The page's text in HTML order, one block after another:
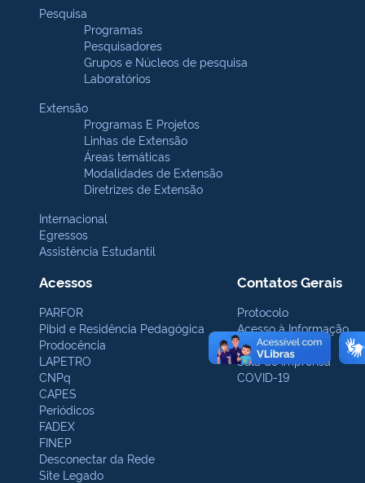
Pesquisa
Programas
Pesquisadores
Grupos e Núcleos de pesquisa
Laboratórios
Extensão
Programas E Projetos
Linhas de Extensão
Áreas temáticas
Modalidades de Extensão
Diretrizes de Extensão
Internacional
Egressos
Assistência Estudantil
Acessos
PARFOR
Pibid e Residência Pedagógica
Prodocência
LAPETRO
CNPq
CAPES
Periódicos
FADEX
FINEP
Desconectar da Rede
Site Legado
Contatos Gerais
Protocolo
Acesso à Informação
Ouvidoria
Sala de Imprensa
COVID-19